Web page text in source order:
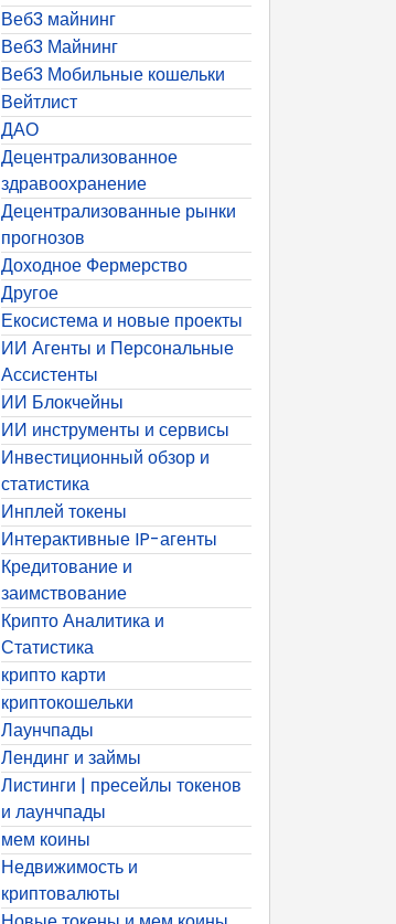
Веб3 майнинг
Веб3 Майнинг
Веб3 Мобильные кошельки
Вейтлист
ДАО
Децентрализованное
здравоохранение
Децентрализованные рынки
прогнозов
Доходное Фермерство
Другое
Екосистема и новые проекты
ИИ Агенты и Персональные
Ассистенты
ИИ Блокчейны
ИИ инструменты и сервисы
Инвестиционный обзор и
статистика
Инплей токены
Интерактивные IP-агенты
Кредитование и
заимствование
Крипто Аналитика и
Статистика
крипто карти
криптокошельки
Лаунчпады
Лендинг и займы
Листинги | пресейлы токенов
и лаунчпады
мем коины
Недвижимость и
криптовалюты